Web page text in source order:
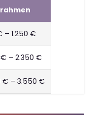
– 1.250 €
€ – 2.350 €
€ – 3.550 €